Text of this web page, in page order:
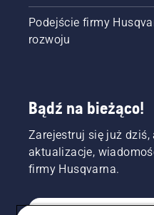
Podejście firmy
rozwoju
Bądź na bieżąco!
Zarejestruj się już
aktualizacje,
firmy Husqvarna.